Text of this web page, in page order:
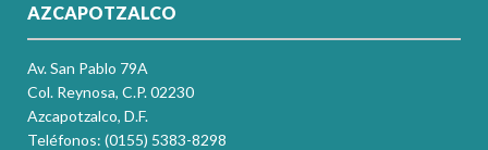
AZCAPOTZALCO
Av. San Pablo 79A
Col. Reynosa, C.P. 02230
Azcapotzalco, D.F.
Teléfonos: (0155) 5383-8298